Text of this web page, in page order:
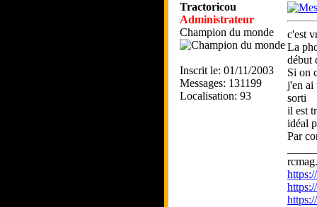
Tractoricou
Administrateur
Champion du monde
Inscrit le: 01/11/2003
Messages: 131199
Localisation: 93
c'est
La
début
Si on
j'en ai
sorti
il est
idéal
Par